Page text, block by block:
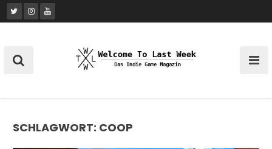
Skip
to
SCHLAGWORT: COOP